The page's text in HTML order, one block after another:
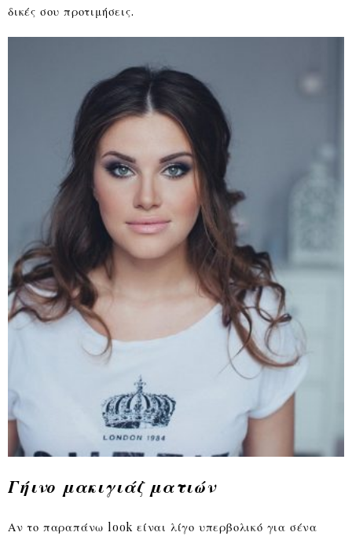
δικές σου προτιμήσεις.
Γήινο μακιγιάζ ματιών
Αν το παραπάνω look είναι λίγο υπερβολικό για σένα